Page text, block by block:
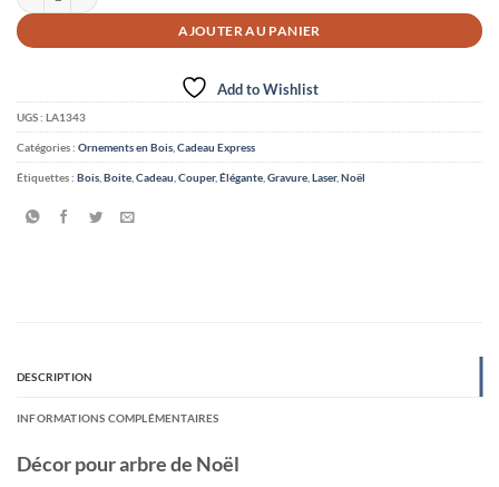
AJOUTER AU PANIER
Add to Wishlist
UGS : LA1343
Catégories : Ornements en Bois Cadeau Express
Étiquettes : Bois Boite Cadeau Couper, Élégante Gravure Laser, Noël
DESCRIPTION
INFORMATIONS COMPLÉMENTAIRES
Décor pour arbre de Noël